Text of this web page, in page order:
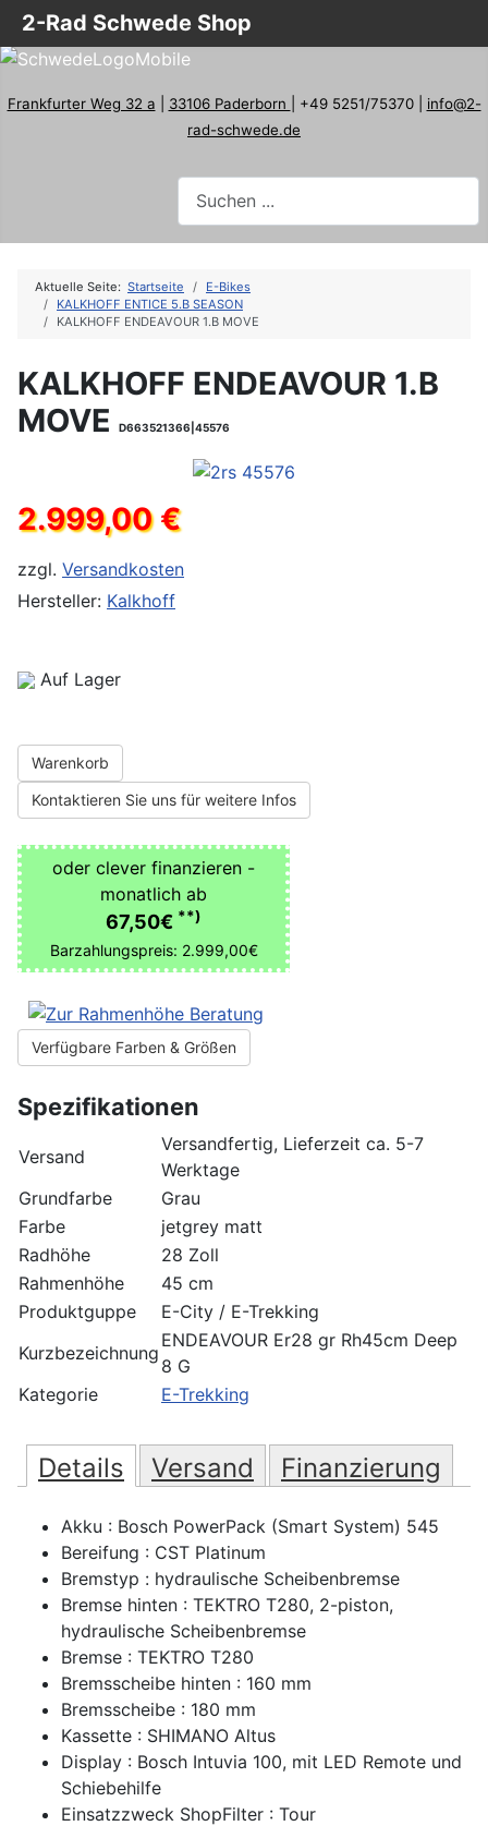
Frankfurter Weg 32 a 33106 Paderborn | +49 5251/75370 | info@2-
rad-schwede.de
Aktuelle Seite: Startseite
E-Bikes
KALKHOFF ENTICE 5.B SEASON
KALKHOFF ENDEAVOUR 1.B MOVE
KALKHOFF ENDEAVOUR 1.B
MOVE
D663521366|45576
2.999,00 €
zzgl. Versandkosten
Hersteller: Kalkhoff
Auf Lager
Warenkorb
Kontaktieren Sie uns für weitere Infos
oder clever finanzieren -
monatlich ab
67,50€ **)
Barzahlungspreis: 2.999,00€
Verfügbare Farben & Größen
Spezifikationen
Versand
Versandfertig, Lieferzeit ca. 5-7
Werktage
Grundfarbe
Grau
Farbe
jetgrey matt
Radhöhe
28 Zoll
Rahmenhöhe
45 cm
Produktguppe
E-City / E-Trekking
Kurzbezeichnung
ENDEAVOUR Er28 gr Rh45cm Deep
8 G
Kategorie
E-Trekking
Details Versand Finanzierung
Akku : Bosch PowerPack (Smart System) 545
Bereifung : CST Platinum
Bremstyp : hydraulische Scheibenbremse
Bremse hinten : TEKTRO T280, 2-piston,
hydraulische Scheibenbremse
Bremse : TEKTRO T280
Bremsscheibe hinten : 160 mm
Bremsscheibe : 180 mm
Kassette : SHIMANO Altus
Display : Bosch Intuvia 100, mit LED Remote und
Schiebehilfe
Einsatzzweck ShopFilter : Tour
2-Rad Schwede Shop